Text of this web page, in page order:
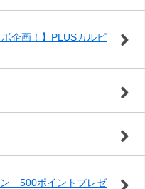
企画！】PLUSカルピ
ン 500ポイントプレゼ